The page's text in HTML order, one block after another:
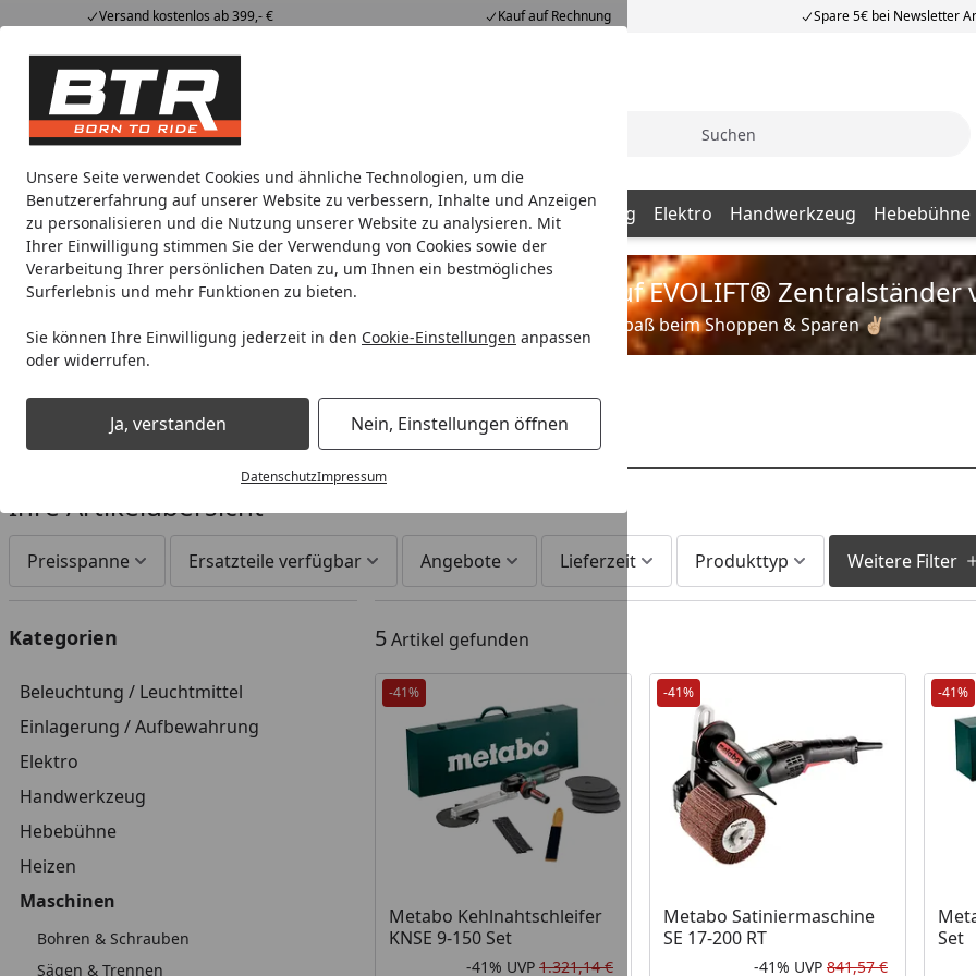
Unsere Seite verwendet Cookies und ähnliche Technologien, um die
Benutzererfahrung auf unserer Website zu verbessern, Inhalte und Anzeigen
zu personalisieren und die Nutzung unserer Website zu analysieren. Mit
Ihrer Einwilligung stimmen Sie der Verwendung von Cookies sowie der
Verarbeitung Ihrer persönlichen Daten zu, um Ihnen ein bestmögliches
Surferlebnis und mehr Funktionen zu bieten.
Sie können Ihre Einwilligung jederzeit in den Cookie-Einstellungen anpassen
oder widerrufen.
Ja, verstanden Nein, Einstellungen öffnen
DatenschutzImpressum
Versand kostenlos ab 399,- € Kauf auf Rechnung Spare 5€ bei Newsletter
Hotline07051 / 9 222 5959
Mi-Fr. 8-12 Uhr
Alle Produkte
Alle ProdukteMarken
Werkstatt Beleuchtung / Leuchtmittel Einlagerung / Aufbewahrung Elektro Handwerkzeug Hebebühne
Noch 1 Tag und 1 Stunde
Spare bis zu 35% auf EVOLIFT® Zentralständer
Viel Spaß beim Shoppen & Sparen ✌🏼
Startseite
Edelstahlbearbeitung
Ihre Artikelübersicht
Preisspanne Ersatzteile verfügbar Angebote Lieferzeit Produkttyp Weitere Filter
Kategorien
Beleuchtung / Leuchtmittel
Einlagerung / Aufbewahrung
Elektro
Handwerkzeug
Hebebühne
Heizen
Maschinen
Bohren & Schrauben
Sägen & Trennen
5Artikel gefunden
-41%
Metabo Kehlnahtschleifer
KNSE 9-150 Set
-41% UVP 1.321,14 €
-41%
Metabo Satiniermaschine
SE 17-200 RT
-41% UVP 841,57 €
-41%
Set